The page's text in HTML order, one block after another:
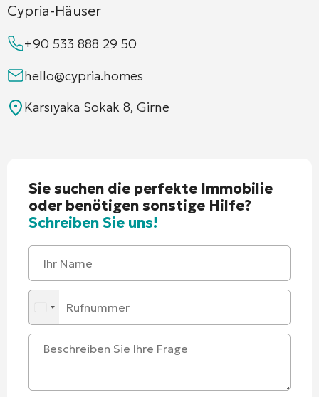
Cypria-Häuser
+90 533 888 29 50
hello@cypria.homes
Karsıyaka Sokak 8, Girne
Sie suchen die perfekte Immobilie
oder benötigen sonstige Hilfe?
Schreiben Sie uns!